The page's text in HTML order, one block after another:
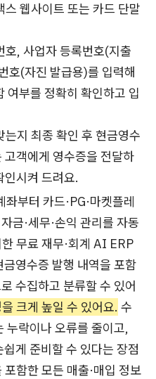
스 웹사이트 또는 카드 단말
호, 사업자 등록번호(지출
호(자진 발급용)를 입력해
여부를 정확히 확인하고 입
는지 최종 확인 후 현금영수
객에게 영수증을 전달하
시켜 드려요.
부터 카드·PG·마켓플레
금·세무·손익 관리를 자동
무료 재무·회계 AI ERP
영수증 발행 내역을 포함
수집하고 분류할 수 있어
크게 높일 수 있어요. 수
누락이나 오류를 줄이고,
게 준비할 수 있다는 장점
함한 모든 매출·매입 정보